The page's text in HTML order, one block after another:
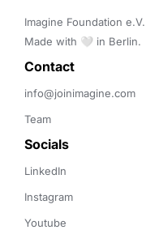
Imagine Foundation e.V.
Made with 🤍 in Berlin.
Contact
info@joinimagine.com
Team
Socials
LinkedIn
Instagram
Youtube